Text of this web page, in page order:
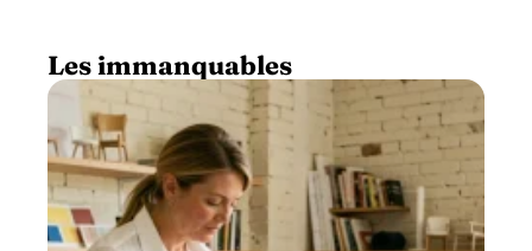
Les immanquables